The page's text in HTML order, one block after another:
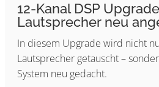
12-Kanal DSP
Lautsprecher neu
In diesem Upgrade wird nicht
Lautsprecher getauscht –
System neu gedacht.